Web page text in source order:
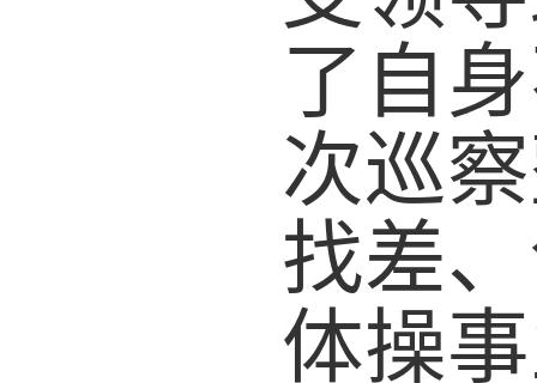
了自
次巡
找差
体操